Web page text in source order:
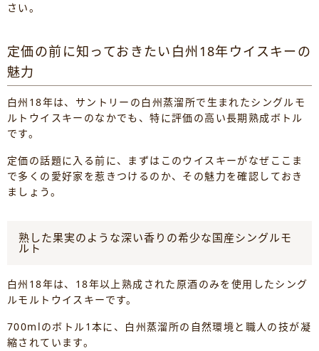
さい。
定価の前に知っておきたい白州18年ウイスキーの
魅力
白州18年は、サントリーの白州蒸溜所で生まれたシングルモ
ルトウイスキーのなかでも、特に評価の高い長期熟成ボトル
です。
定価の話題に入る前に、まずはこのウイスキーがなぜここま
で多くの愛好家を惹きつけるのか、その魅力を確認しておき
ましょう。
熟した果実のような深い香りの希少な国産シングルモ
ルト
白州18年は、18年以上熟成された原酒のみを使用したシング
ルモルトウイスキーです。
700mlのボトル1本に、白州蒸溜所の自然環境と職人の技が凝
縮されています。